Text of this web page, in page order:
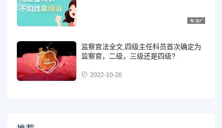
监察官法全文,四级主任科员首次确定为
监察官，二级，三级还是四级?
2022-10-26